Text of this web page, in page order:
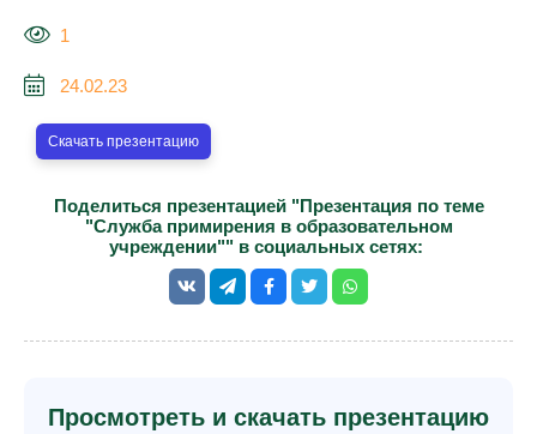
1
24.02.23
Скачать презентацию
Поделиться презентацией "Презентация по теме
"Служба примирения в образовательном
учреждении"" в социальных сетях:
Просмотреть и скачать презентацию